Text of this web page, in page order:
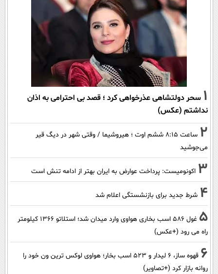
1 سحر دولتشاهی عذرخواهی کرد ؛ قصد بی احترامی به اذان
نداشتم (عکس)
2
ساعت ۸:۱۵ ششم اوت ؛ هیروشیما / وقتی شهر در دیگ قیر
می‌جوشید
3 اکونومیست: پرداخت عوارض به ایران بهتر از ادامه تنش است
4 شرط جدید برای بازنشستگی اعلام شد
5
غول 586 اسب بخاری هواوی وارد میدان شد؛ استلاتو 1366 کیلومتر
راه می رود (+عکس)
6
قهوه ساز، 6 لیدار و 523 اسب بخار؛ هواوی لوکس ترین ون خود را
روانه بازار کرد (+تصاویر)